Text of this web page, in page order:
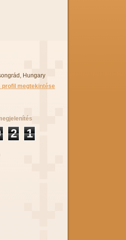
Hungary
profil megtekintése
2 1